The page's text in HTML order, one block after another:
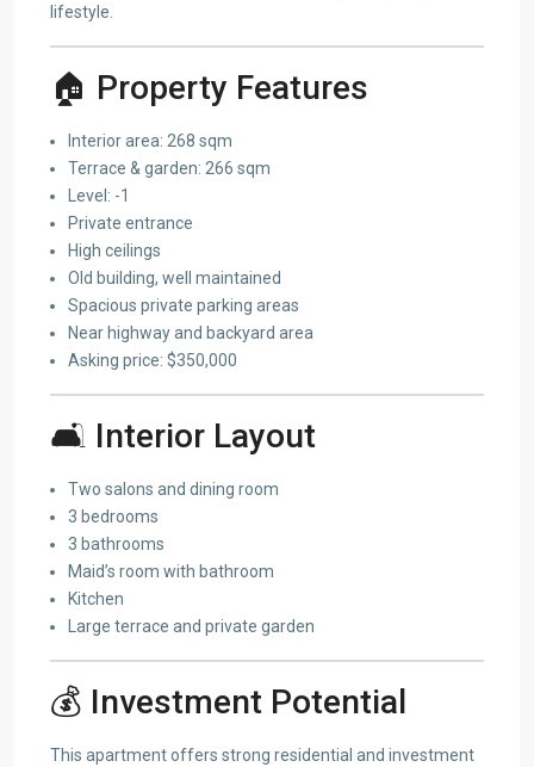
lifestyle.
🏠 Property Features
Interior area: 268 sqm
Terrace & garden: 266 sqm
Level: -1
Private entrance
High ceilings
Old building, well maintained
Spacious private parking areas
Near highway and backyard area
Asking price: $350,000
🛋 Interior Layout
Two salons and dining room
3 bedrooms
3 bathrooms
Maid’s room with bathroom
Kitchen
Large terrace and private garden
💰 Investment Potential
This apartment offers strong residential and investment